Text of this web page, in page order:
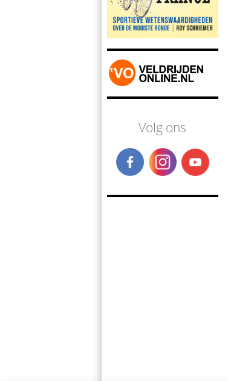
Volg ons